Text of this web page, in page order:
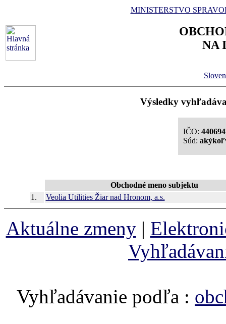
MINISTERSTVO
NA
Výsledky
IČO:
Súd:
Obchodné meno subjektu
1.
Veolia Utilities Žiar nad Hronom, a.s.
Aktuálne zmeny|
Vyhľadávanie podľa :